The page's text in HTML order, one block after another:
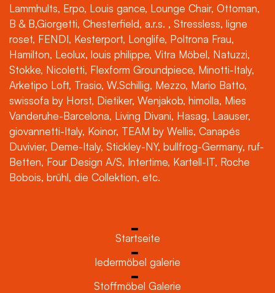
Lammhults, Erpo, Louis gance, Lounge Chair, Ottoman,
B & B,Giorgetti, Chesterfield, a.r.s. , Stressless, ligne
roset, FENDI, Kesterport, Longlife, Poltrona Frau,
Hamilton, Leolux, louis philippe, Vitra Möbel, Natuzzi,
Stokke, Nicoletti, Flexform Groundpiece, Minotti-Italy,
Arketipo Loft, Trasio, W.Schillig, Mezzo, Mario Batto,
swissofa by Horst, Dietiker, Wenjakob, himolla, Mies
Vanderuhe-Barcelona, Living Divani, Hasag, Laauser,
giovannetti-Italy, Koinor, TEAM by Wellis, Canapés
Duvivier, Deme-Italy, Stickley-NY, bullfrog-Germany, ruf-
Betten, Four Design A/S, Intertime, Kartell-IT, Roche
Bobois, brühl, die Collektion, etc.
Startseite
ledermöbel galerie
Stoffmöbel Galerie